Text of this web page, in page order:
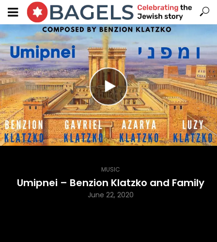
MUSIC
Umipnei – Benzion Klatzko and Family
June 22, 2020